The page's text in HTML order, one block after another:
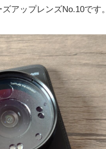
アップレンズNo.10です。